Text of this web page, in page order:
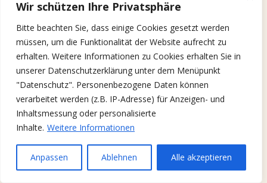
Wir schützen Ihre Privatsphäre
Bitte beachten Sie, dass einige Cookies gesetzt werden
müssen, um die Funktionalität der Website aufrecht zu
erhalten. Weitere Informationen zu Cookies erhalten Sie in
unserer Datenschutzerklärung unter dem Menüpunkt
"Datenschutz". Personenbezogene Daten können
verarbeitet werden (z.B. IP-Adresse) für Anzeigen- und
Inhaltsmessung oder personalisierte
Inhalte. Weitere Informationen
Anpassen Ablehnen Alle akzeptieren
Unsere Teamguides stehen für Fragen zur
Verfügung und je nach Wunsch führen sie
optionale Warm-Up Übungen durch und
teilen die Gruppe in kleine Expeditionsteams
ein.
Fragen Sie an und erhalten Sie ein
individuelles und unverbindliches
Angebot:
Telefon 0941 788 40 730